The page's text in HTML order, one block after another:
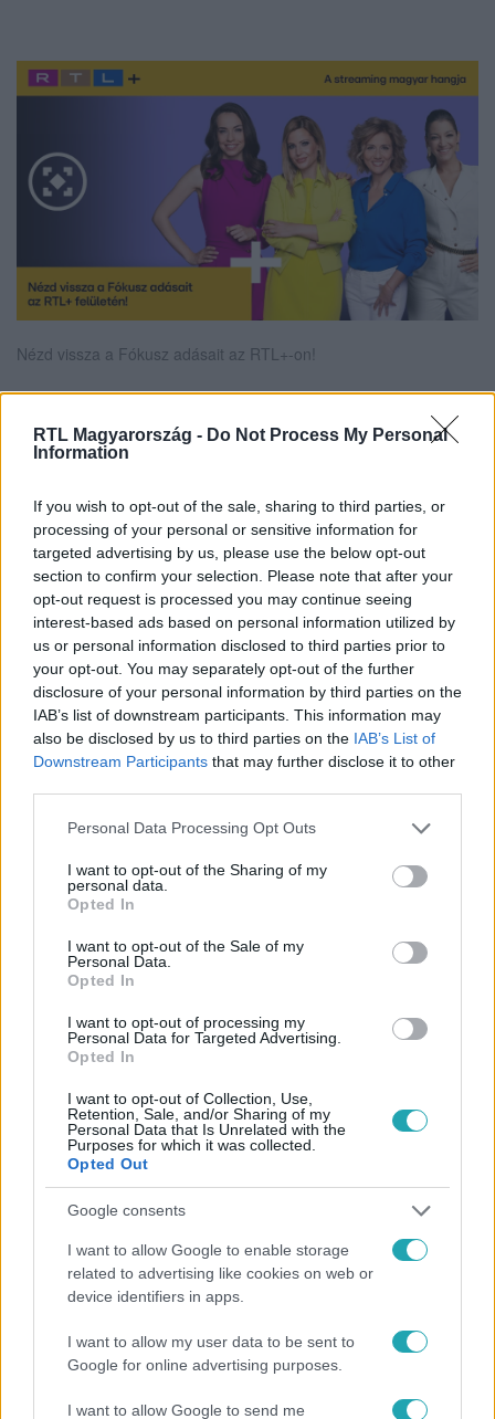
RTL Magyarország - Do Not Process My Personal
Information
If you wish to opt-out of the sale, sharing to third parties, or
processing of your personal or sensitive information for
targeted advertising by us, please use the below opt-out
section to confirm your selection. Please note that after your
opt-out request is processed you may continue seeing
interest-based ads based on personal information utilized by
us or personal information disclosed to third parties prior to
your opt-out. You may separately opt-out of the further
disclosure of your personal information by third parties on the
IAB’s list of downstream participants. This information may
also be disclosed by us to third parties on the IAB’s List of
Downstream Participants that may further disclose it to other
Please note that this website/app uses one or more Google
not limited to your visit or usage behaviour. You may click to
grant or deny consent to Google and its third-party tags to
use your data for below specified purposes in below Google
consent section.
Personal Data Processing Opt Outs
I want to opt-out of the Sharing of my
personal data.
Opted In
I want to opt-out of the Sale of my
Personal Data.
Opted In
I want to opt-out of processing my
Personal Data for Targeted Advertising.
Opted In
I want to opt-out of Collection, Use,
Retention, Sale, and/or Sharing of my
Personal Data that Is Unrelated with the
Purposes for which it was collected.
Opted Out
Google consents
I want to allow Google to enable storage
related to advertising like cookies on web or
device identifiers in apps.
I want to allow my user data to be sent to
Google for online advertising purposes.
I want to allow Google to send me
Nézd vissza a Fókusz adásait az RTL+-on!
Itt állítsd be, hogy az RTL.hu az elsők között
Kövess minket, és értesülj a friss hírekről a
UKRAJNA #USA #HÁBORÚ # OROSZORSZÁG
NÉMETORSZÁG
BÉKE #TŰZSZÜNET
Népszerű